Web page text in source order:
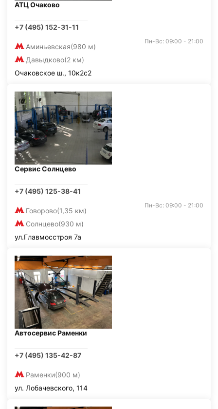
АТЦ Очаково
+7 (495) 152-31-11
Аминьевская(980 м)
Давыдково(2 км)
Пн-Вс: 09:00 - 21:00
Очаковское ш., 10к2с2
Сервис Солнцево
+7 (495) 125-38-41
Говорово(1,35 км)
Солнцево(930 м)
Пн-Вс: 09:00 - 21:00
ул.Главмосстроя 7а
Автосервис Раменки
+7 (495) 135-42-87
Раменки(900 м)
ул. Лобачевского, 114